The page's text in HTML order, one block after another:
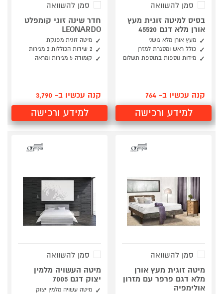
סמן להשוואה
בסיס למיטה זוגית מעץ
אורן מלא דגם 45520
מעץ אורן מלא גושני
כולל ראש ומסגרת למזרן
מידות נוספות בתוספת תשלום
קנה עכשיו ב- 764
למידע ורכישה
סמן להשוואה
חדר שינה זוגי קומפלט
LEONARDO
מיטה זוגית מפנקת
2 שידות הכוללות 2 מגירות
קומודה 5 מגירות ומראה
קנה עכשיו ב- 3,790
למידע ורכישה
סמן להשוואה
מיטה זוגית מעץ אורן
מלא דגם פרפר עם מזרון
אולימפיה
סמן להשוואה
מיטה העשויה מלמין
יצוק דגם 7005
מיטה עשויה מלמין יצוק